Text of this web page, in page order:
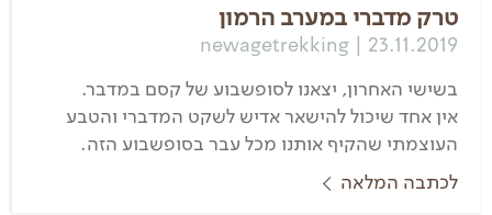
טרק מדברי במערב הרמון
newagetrekking | 23.11.2019
בשישי האחרון, יצאנו לסופשבוע של קסם במדבר.
אין אחד שיכול להישאר אדיש לשקט המדברי והטבע
העוצמתי שהקיף אותנו מכל עבר בסופשבוע הזה.
לכתבה המלאה